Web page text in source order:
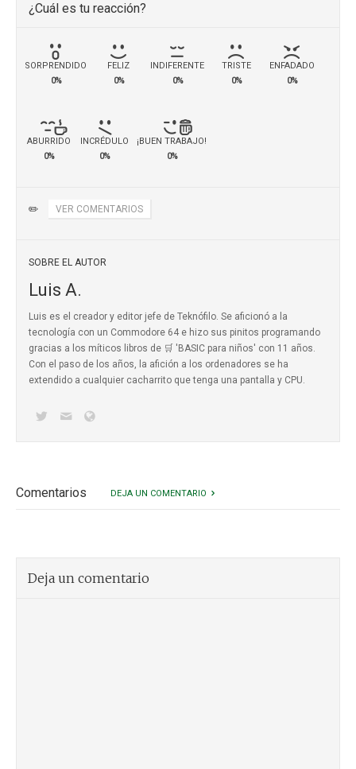
¿Cuál es tu reacción?
SORPRENDIDO
0%
FELIZ
0%
INDIFERENTE
0%
TRISTE
0%
ENFADADO
0%
ABURRIDO
0%
INCRÉDULO
0%
¡BUEN TRABAJO!
0%
✏️ VER COMENTARIOS
SOBRE EL AUTOR
Luis A.
Luis es el creador y editor jefe de Teknófilo. Se aficionó a la
tecnología con un Commodore 64 e hizo sus pinitos programando
gracias a los míticos libros de 🛒 'BASIC para niños' con 11 años.
Con el paso de los años, la afición a los ordenadores se ha
extendido a cualquier cacharrito que tenga una pantalla y CPU.
Comentarios DEJA UN COMENTARIO
Deja un comentario